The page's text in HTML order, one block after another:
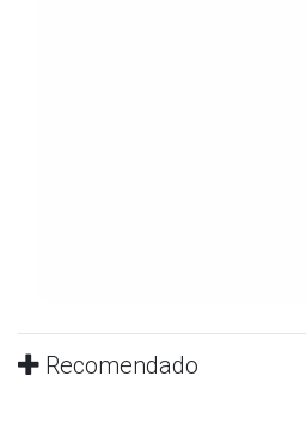
Recomendado